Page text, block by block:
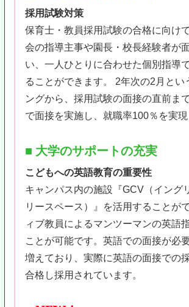
採用試験対策
保育士・教員採用試験の合格に向け
会の指導主事や園長・校長経験者が
い、一人ひとりに合わせた個別指導
ることができます。 2年次の2月とい
ングから、採用試験の面接の直前ま
で面接を実施し、就職率100％を実現
■ 大学のサポートの充実
こどもへの英語教育の重要性
キャンパス内の施設『GCV（イング
リースペース）』を活用することが
ィブ教員によるマンツーマンの英語
ことが可能です。英語での面接が必
増えており、実際に英語の面接での
合格し採用されています。